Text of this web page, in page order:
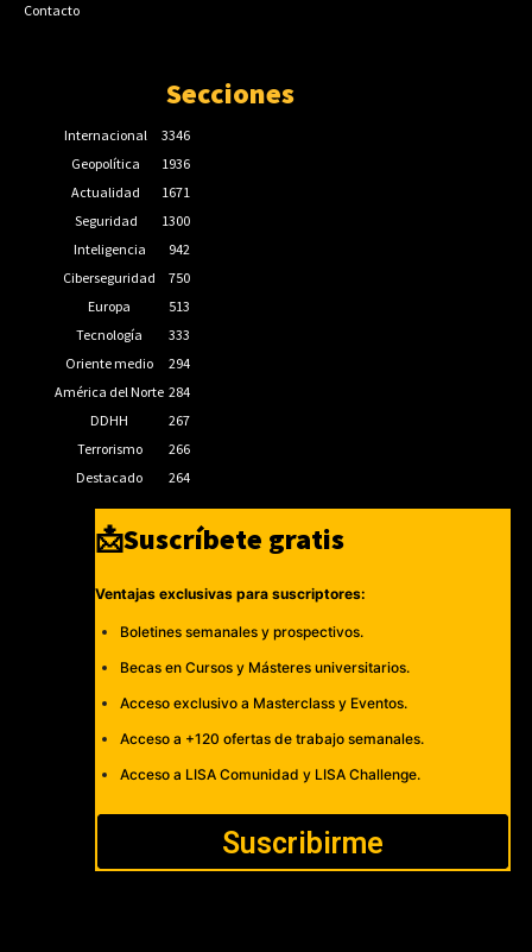
Contacto
Secciones
Internacional
3346
Geopolítica
1936
Actualidad
1671
Seguridad
1300
Inteligencia
942
Ciberseguridad
750
Europa
513
Tecnología
333
Oriente medio
294
América del Norte 284
DDHH
267
Terrorismo
266
Destacado
264
📩Suscríbete gratis
Ventajas exclusivas para suscriptores:
Boletines semanales y prospectivos.
Becas en Cursos y Másteres universitarios.
Acceso exclusivo a Masterclass y Eventos.
Acceso a +120 ofertas de trabajo semanales.
Acceso a LISA Comunidad y LISA Challenge.
Suscribirme